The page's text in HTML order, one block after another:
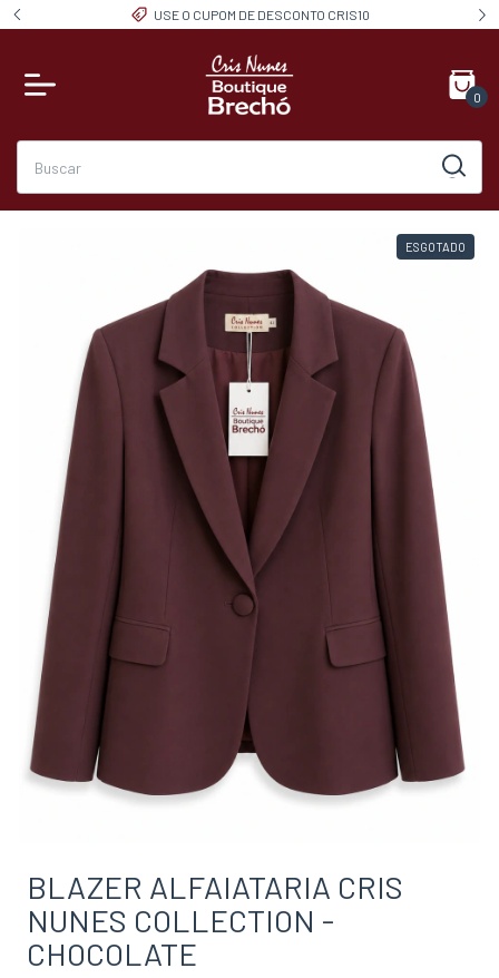
USE O CUPOM DE DESCONTO CRIS10
0
ESGOTADO
BLAZER ALFAIATARIA CRIS
NUNES COLLECTION -
CHOCOLATE